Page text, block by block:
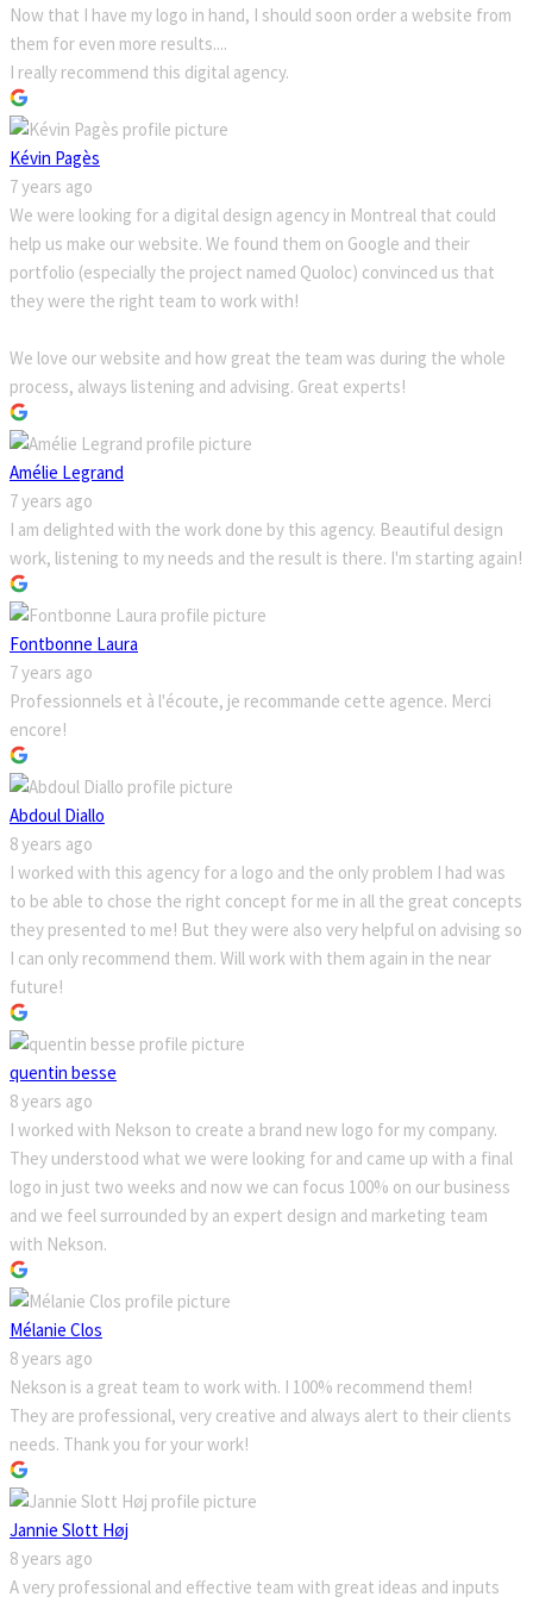
Now that I have my logo in hand, I should soon order a website from
them for even more results....
I really recommend this digital agency.
Kévin Pagès
7 years ago
We were looking for a digital design agency in Montreal that could
help us make our website. We found them on Google and their
portfolio (especially the project named Quoloc) convinced us that
they were the right team to work with!
We love our website and how great the team was during the whole
process, always listening and advising. Great experts!
Amélie Legrand
7 years ago
I am delighted with the work done by this agency. Beautiful design
work, listening to my needs and the result is there. I'm starting again!
Fontbonne Laura
7 years ago
Professionnels et à l'écoute, je recommande cette agence. Merci
encore!
Abdoul Diallo
8 years ago
I worked with this agency for a logo and the only problem I had was
to be able to chose the right concept for me in all the great concepts
they presented to me! But they were also very helpful on advising so
I can only recommend them. Will work with them again in the near
future!
quentin besse
8 years ago
I worked with Nekson to create a brand new logo for my company.
They understood what we were looking for and came up with a final
logo in just two weeks and now we can focus 100% on our business
and we feel surrounded by an expert design and marketing team
with Nekson.
Mélanie Clos
8 years ago
Nekson is a great team to work with. I 100% recommend them!
They are professional, very creative and always alert to their clients
needs. Thank you for your work!
Jannie Slott Høj
8 years ago
A very professional and effective team with great ideas and inputs